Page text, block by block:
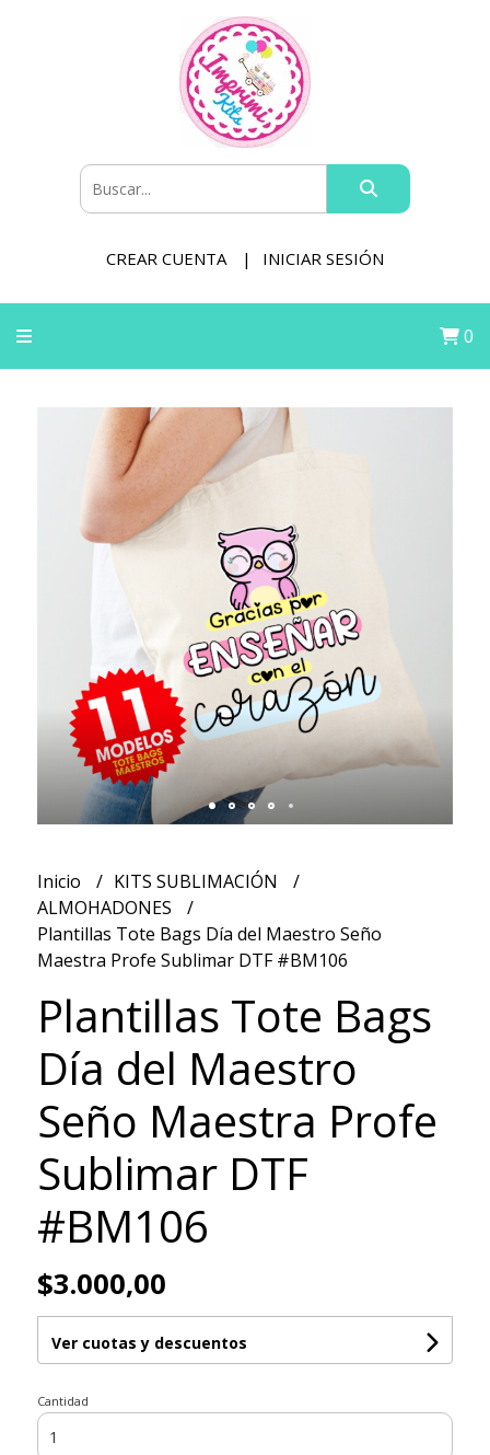
CREAR CUENTA INICIAR SESIÓN
0
Inicio
KITS SUBLIMACIÓN
ALMOHADONES
Plantillas Tote Bags Día del Maestro Seño
Maestra Profe Sublimar DTF #BM106
Plantillas Tote Bags
Día del Maestro
Seño Maestra Profe
Sublimar DTF
#BM106
$3.000,00
Ver cuotas y descuentos
Cantidad